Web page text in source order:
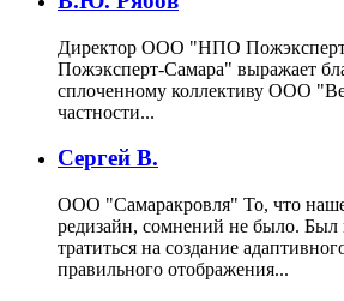
Директор ООО "НПО
Пожэксперт-Самара" выражает
сплоченному коллективу ООО
частности...
Сергей В.
ООО "Самаракровля" То, что
редизайн, сомнений не было. Был
тратиться на создание
правильного отображения...